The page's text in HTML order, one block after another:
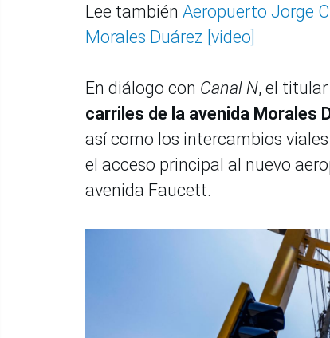
Lee también Aeropuerto Jorge
Morales Duárez [video]
En diálogo con Canal N, el
carriles de la avenida Morales
así como los intercambios
el acceso principal al nuevo
avenida Faucett.